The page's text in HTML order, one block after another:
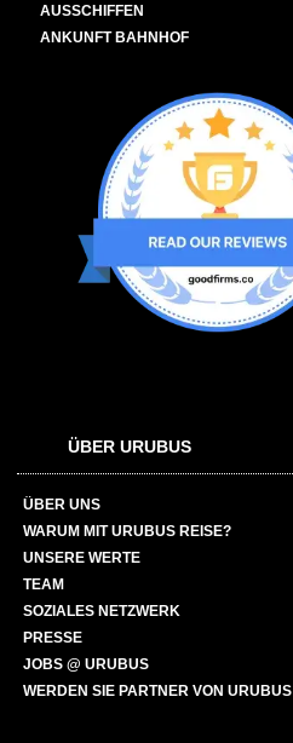
AUSSCHIFFEN
ANKUNFT BAHNHOF
ÜBER URUBUS
ÜBER UNS
WARUM MIT URUBUS REISE?
UNSERE WERTE
TEAM
SOZIALES NETZWERK
PRESSE
JOBS @ URUBUS
WERDEN SIE PARTNER VON URUBUS